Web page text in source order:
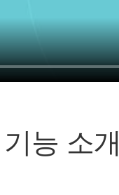
능 소개